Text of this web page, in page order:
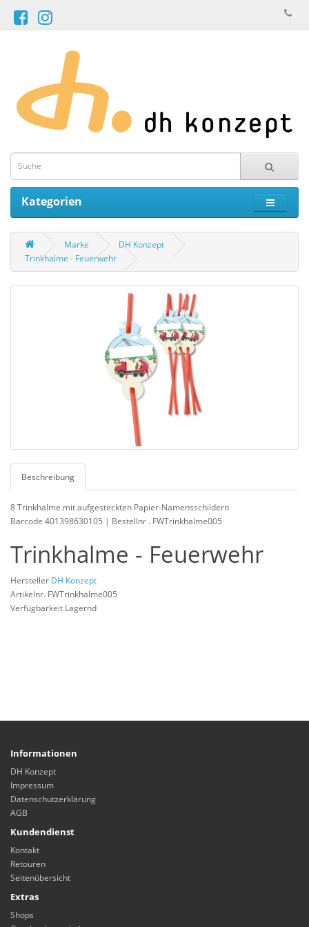
Kategorien
Marke
DH Konzept
Trinkhalme - Feuerwehr
Beschreibung
8 Trinkhalme mit aufgesteckten Papier-Namensschildern
Barcode 401398630105 | Bestellnr . FWTrinkhalme005
Trinkhalme - Feuerwehr
Hersteller DH Konzept
Artikelnr. FWTrinkhalme005
Verfügbarkeit Lagernd
Informationen
DH Konzept
Impressum
Datenschutzerklärung
AGB
Kundendienst
Kontakt
Retouren
Seitenübersicht
Extras
Shops